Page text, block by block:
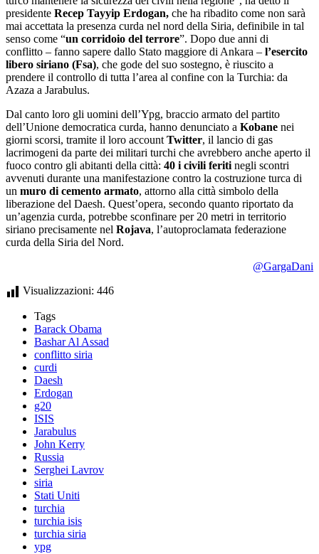
presidente Recep Tayyip Erdogan, che ha ribadito come non sarà
mai accettata la presenza curda nel nord della Siria, definibile in tal
senso come “un corridoio del terrore”. Dopo due anni di
conflitto – fanno sapere dallo Stato maggiore di Ankara – l’esercito
libero siriano (Fsa), che gode del suo sostegno, è riuscito a
prendere il controllo di tutta l’area al confine con la Turchia: da
Azaza a Jarabulus.
Dal canto loro gli uomini dell’Ypg, braccio armato del partito
dell’Unione democratica curda, hanno denunciato a Kobane nei
giorni scorsi, tramite il loro account Twitter, il lancio di gas
lacrimogeni da parte dei militari turchi che avrebbero anche aperto il
fuoco contro gli abitanti della città: 40 i civili feriti negli scontri
avvenuti durante una manifestazione contro la costruzione turca di
un muro di cemento armato, attorno alla città simbolo della
liberazione del Daesh. Quest’opera, secondo quanto riportato da
un’agenzia curda, potrebbe sconfinare per 20 metri in territorio
siriano precisamente nel Rojava, l’autoproclamata federazione
curda della Siria del Nord.
@GargaDani
Visualizzazioni: 446
Tags
Barack Obama
Bashar Al Assad
conflitto siria
curdi
Daesh
Erdogan
g20
ISIS
Jarabulus
John Kerry
Russia
Serghei Lavrov
siria
Stati Uniti
turchia
turchia isis
turchia siria
ypg